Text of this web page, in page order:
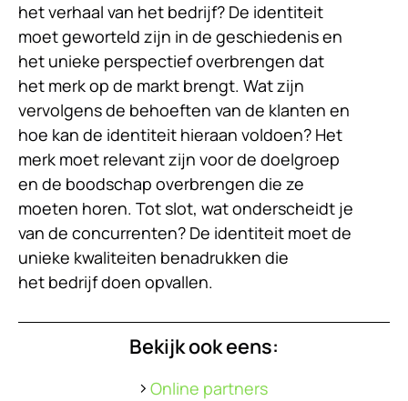
het verhaal van het bedrijf? De identiteit
moet geworteld zijn in de geschiedenis en
het unieke perspectief overbrengen dat
het merk op de markt brengt. Wat zijn
vervolgens de behoeften van de klanten en
hoe kan de identiteit hieraan voldoen? Het
merk moet relevant zijn voor de doelgroep
en de boodschap overbrengen die ze
moeten horen. Tot slot, wat onderscheidt je
van de concurrenten? De identiteit moet de
unieke kwaliteiten benadrukken die
het bedrijf doen opvallen.
Bekijk ook eens:
Online partners